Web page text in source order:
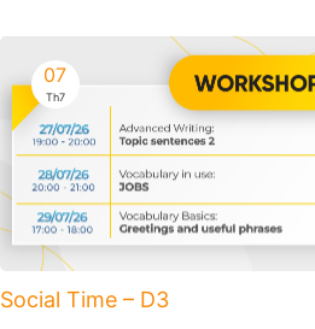
07
Th7
Social Time – D3